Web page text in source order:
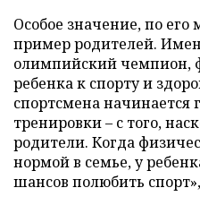
Особое значение, по
пример родителей.
олимпийский чемпион,
ребенка к спорту и
спортсмена начинается
тренировки – с того,
родители. Когда
нормой в семье, у
шансов полюбить